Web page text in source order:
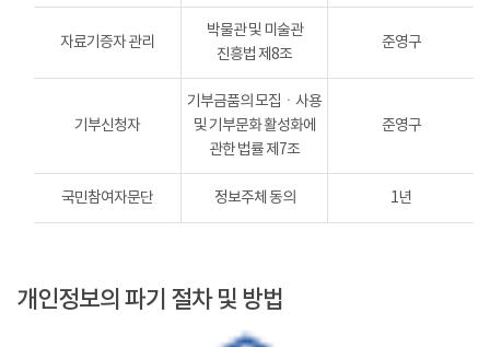
자료기증자 관리
박물관 및 미술관
진흥법 제8조
준영구
기부신청자
기부금품의 모집ㆍ사용
및 기부문화 활성화에
관한 법률 제7조
준영구
국민참여자문단 정보주체 동의 1년
개인정보의 파기 절차 및 방법